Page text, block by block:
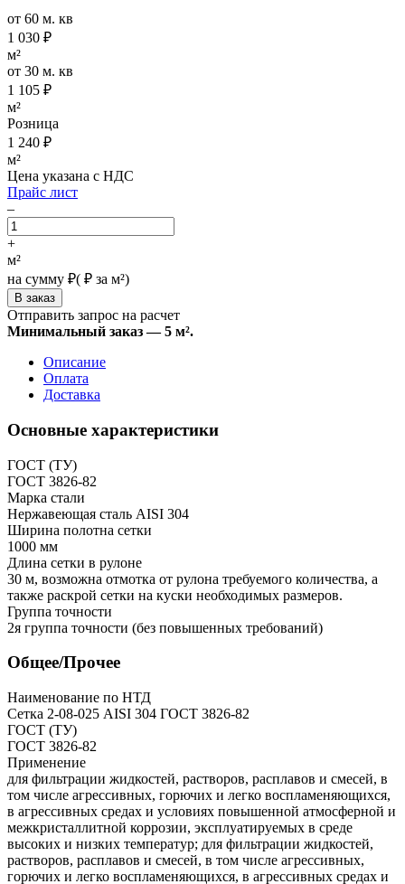
от 60 м. кв
1 030 ₽
м²
от 30 м. кв
1 105 ₽
м²
Розница
1 240 ₽
м²
Цена указана с НДС
Прайс лист
–
+
м²
на сумму ₽( ₽ за м²)
Отправить запрос на расчет
Минимальный заказ — 5 м².
Описание
Оплата
Доставка
Основные характеристики
ГОСТ (ТУ)
ГОСТ 3826-82
Марка стали
Нержавеющая сталь AISI 304
Ширина полотна сетки
1000 мм
Длина сетки в рулоне
30 м, возможна отмотка от рулона требуемого количества, а
также раскрой сетки на куски необходимых размеров.
Группа точности
2я группа точности (без повышенных требований)
Общее/Прочее
Наименование по НТД
Сетка 2-08-025 AISI 304 ГОСТ 3826-82
ГОСТ (ТУ)
ГОСТ 3826-82
Применение
для фильтрации жидкостей, растворов, расплавов и смесей, в
том числе агрессивных, горючих и легко воспламеняющихся,
в агрессивных средах и условиях повышенной атмосферной и
межкристаллитной коррозии, эксплуатируемых в среде
высоких и низких температур; для фильтрации жидкостей,
растворов, расплавов и смесей, в том числе агрессивных,
горючих и легко воспламеняющихся, в агрессивных средах и